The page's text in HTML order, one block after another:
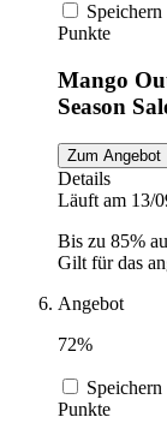
Speichern
Punkte
Mango
Season
Zum Angebot
Details
Läuft am 13/
Bis zu 85%
Gilt für das
Angebot
72%
Speichern
Punkte